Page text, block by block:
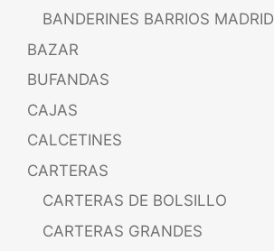
BANDERINES BARRIOS MADRID
BAZAR
BUFANDAS
CAJAS
CALCETINES
CARTERAS
CARTERAS DE BOLSILLO
CARTERAS GRANDES